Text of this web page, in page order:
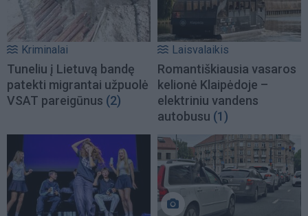
Kriminalai
Tuneliu į Lietuvą bandę
patekti migrantai užpuolė
VSAT pareigūnus (2)
Laisvalaikis
Romantiškiausia vasaros
kelionė Klaipėdoje –
elektriniu vandens
autobusu (1)